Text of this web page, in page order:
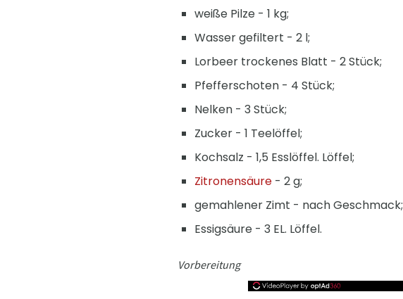
weiße Pilze - 1 kg;
Wasser gefiltert - 2 l;
Lorbeer trockenes Blatt - 2 Stück;
Pfefferschoten - 4 Stück;
Nelken - 3 Stück;
Zucker - 1 Teelöffel;
Kochsalz - 1,5 Esslöffel. Löffel;
Zitronensäure - 2 g;
gemahlener Zimt - nach Geschmack;
Essigsäure - 3 EL. Löffel.
Vorbereitung